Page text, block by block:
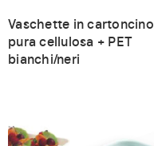
Vaschette in cartoncino
pura cellulosa + PET
bianchi/neri